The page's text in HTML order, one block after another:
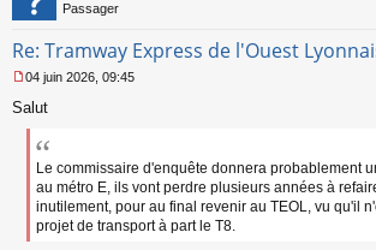
o
l
u
Passager
Re: Tramway Express de l'Ouest
e
s
04 juin 2026, 09:45
Salut
Le commissaire d'enquête donnera probablement
au métro E, ils vont perdre plusieurs années à
inutilement, pour au final revenir au TEOL, vu qu'il
projet de transport à part le T8.